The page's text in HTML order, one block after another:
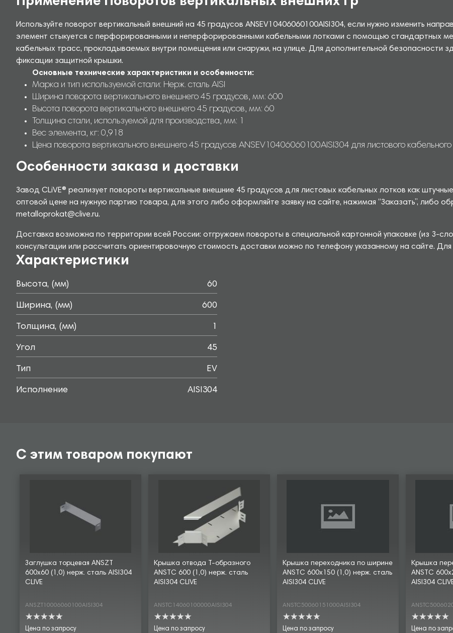
Используйте поворот вертикальный внешний на 45 градусов ANSEV10406060100AISI304, если нужно изменить
элемент стыкуется с перфорированными и неперфорированными кабельными лотками с помощью стандартных
кабельных трасс, прокладываемых внутри помещения или снаружи, на улице. Для дополнительной безопасности
фиксации защитной крышки.
Основные технические характеристики и особенности:
Марка и тип используемой стали: Нерж. сталь AISI
Ширина поворота вертикального внешнего 45 градусов, мм: 600
Высота поворота вертикального внешнего 45 градусов, мм: 60
Толщина стали, используемой для производства, мм: 1
Вес элемента, кг: 0,918
Цена поворота вертикального внешнего 45 градусов ANSEV10406060100AISI304 для листового
Особенности заказа и доставки
Завод CLiVE® реализует повороты вертикальные внешние 45 градусов для листовых кабельных лотков как
оптовой цене на нужную партию товара, для этого либо оформляйте заявку на сайте, нажимая “Заказать”, либо
metalloprokat@clive.ru.
Доставка возможна по территории всей России: отгружаем повороты в специальной картонной упаковке (из 3-
консультации или рассчитать ориентировочную стоимость доставки можно по телефону указанному на сайте.
Характеристики
Высота, (мм) 60
Ширина, (мм) 600
Толщина, (мм) 1
Угол 45
Тип EV
Исполнение AISI304
С этим товаром покупают
Заглушка торцевая ANSZT
600х60 (1,0) нерж. сталь AISI304
CLIVE
ANSZT10006060100AISI304
Цена по запросу
Крышка отвода Т-образного
ANSTC 600 (1,0) нерж. сталь
AISI304 CLIVE
ANSTC14060100000AISI304
Цена по запросу
Крышка переходника по ширине
ANSTC 600х150 (1,0) нерж. сталь
AISI304 CLIVE
ANSTC50060151000AISI304
Цена по запросу
Крышка
ANSTC
AISI304
Цена по